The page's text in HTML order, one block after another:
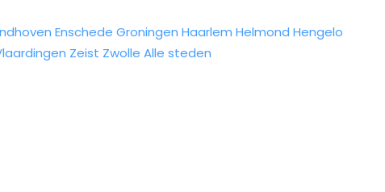
Enschede Groningen Haarlem Helmond Hengelo
Zeist Zwolle Alle steden